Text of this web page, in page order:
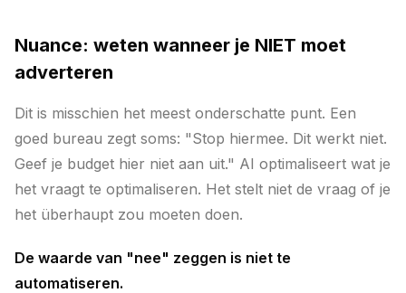
Nuance: weten wanneer je NIET moet
adverteren
Dit is misschien het meest onderschatte punt. Een
goed bureau zegt soms: "Stop hiermee. Dit werkt niet.
Geef je budget hier niet aan uit." AI optimaliseert wat je
het vraagt te optimaliseren. Het stelt niet de vraag of je
het überhaupt zou moeten doen.
De waarde van "nee" zeggen is niet te
automatiseren.